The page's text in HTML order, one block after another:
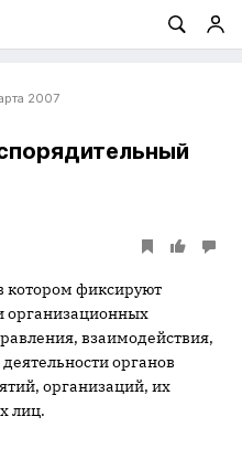
2007
котором фиксируют
организационных
взаимодействия,
органов
организаций, их
лиц.